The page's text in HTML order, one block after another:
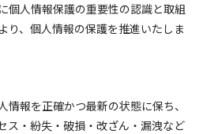
個人情報保護の重要性の認識と取組
り、個人情報の保護を推進いたしま
情報を正確かつ最新の状態に保ち、
ス・紛失・破損・改ざん・漏洩など